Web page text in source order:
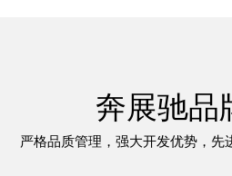
奔展驰品
严格品质管理，强大开发优势，先